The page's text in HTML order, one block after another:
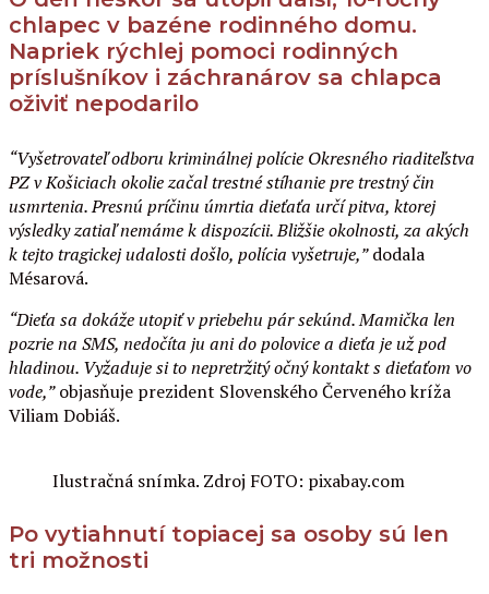
chlapec v bazéne rodinného domu.
Napriek rýchlej pomoci rodinných
príslušníkov i záchranárov sa chlapca
oživiť nepodarilo
“Vyšetrovateľ odboru kriminálnej polície Okresného riaditeľstva
PZ v Košiciach okolie začal trestné stíhanie pre trestný čin
usmrtenia. Presnú príčinu úmrtia dieťaťa určí pitva, ktorej
výsledky zatiaľ nemáme k dispozícii. Bližšie okolnosti, za akých
k tejto tragickej udalosti došlo, polícia vyšetruje,”dodala
Mésarová.
“Dieťa sa dokáže utopiť v priebehu pár sekúnd. Mamička len
pozrie na SMS, nedočíta ju ani do polovice a dieťa je už pod
hladinou. Vyžaduje si to nepretržitý očný kontakt s dieťaťom vo
vode,”objasňuje prezident Slovenského Červeného kríža
Viliam Dobiáš.
Ilustračná snímka. Zdroj FOTO: pixabay.com
Po vytiahnutí topiacej sa osoby sú len
tri možnosti